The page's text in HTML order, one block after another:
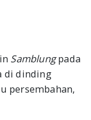
Samblungpada
di dinding
persembahan,